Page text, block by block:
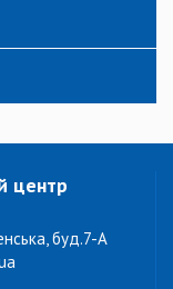
центр
буд.7-А